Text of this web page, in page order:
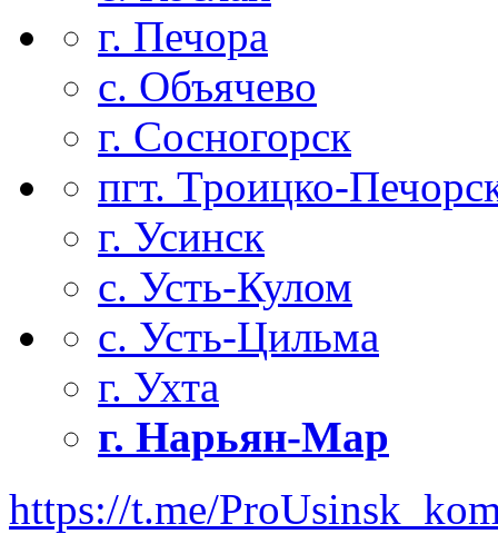
г. Печора
с. Объячево
г. Сосногорск
пгт. Троицко-
г. Усинск
с. Усть-Кулом
с. Усть-Цильма
г. Ухта
г. Нарьян-Мар
https://t.me/